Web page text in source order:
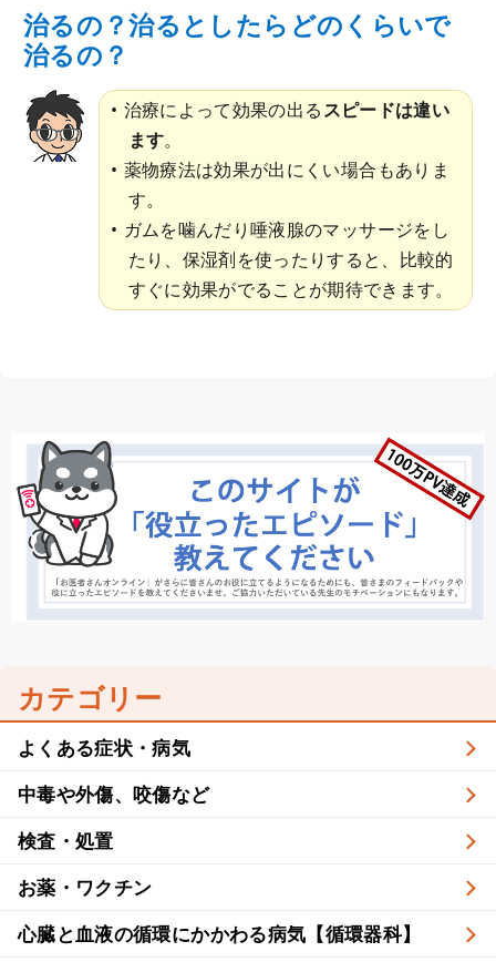
治るの？治るとしたらどのくらいで
治るの？
治療によって効果の出るスピードは違い
ます。
薬物療法は効果が出にくい場合もありま
す。
ガムを噛んだり唾液腺のマッサージをし
たり、保湿剤を使ったりすると、比較的
すぐに効果がでることが期待できます。
カテゴリー
よくある症状・病気
中毒や外傷、咬傷など
検査・処置
お薬・ワクチン
心臓と血液の循環にかかわる病気【循環器科】